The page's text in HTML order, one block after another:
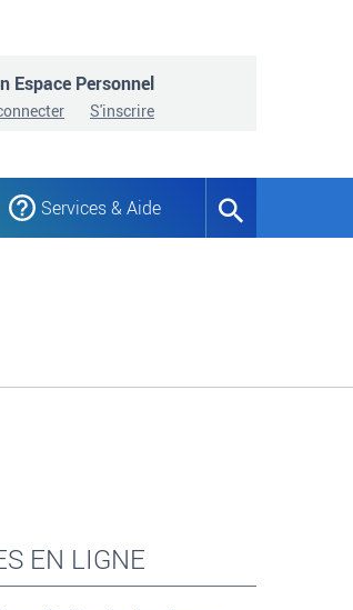
Espace Personnel
S'inscrire
Services & Aide
Formulaire
EN LIGNE